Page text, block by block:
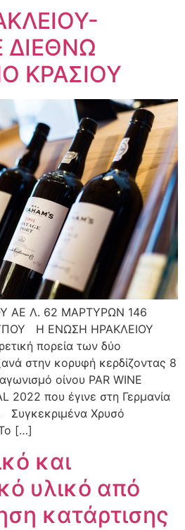
ΔΙΕΘΝΩ
ΚΡΑΣΙΟΥ
ΑΕ Λ. 62 ΜΑΡΤΥΡΩΝ 146
Η ΕΝΩΣΗ ΗΡΑΚΛΕΙΟΥ
πορεία των δύο
στην κορυφή κερδίζοντας 8
οίνου PAR WINE
2022 που έγινε στη Γερμανία
Συγκεκριμένα Χρυσό
[…]
και
υλικό από
κατάρτισης